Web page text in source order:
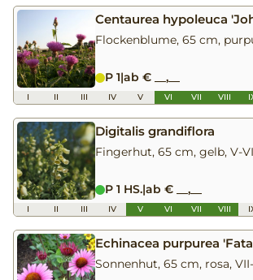
Centaurea hypoleuca
Flockenblume, 65 cm,
P 1|ab € __,__
I II III IV V VI VII VIII
Digitalis grandiflora
Fingerhut, 65 cm, gelb, V-
P 1 HS.|ab € __,__
I II III IV V VI VII VIII
Echinacea purpurea
Sonnenhut, 65 cm, rosa,